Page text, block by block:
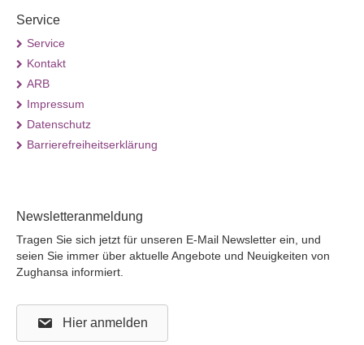
Service
Service
Kontakt
ARB
Impressum
Datenschutz
Barrierefreiheitserklärung
Newsletteranmeldung
Tragen Sie sich jetzt für unseren E-Mail Newsletter ein, und
seien Sie immer über aktuelle Angebote und Neuigkeiten von
Zughansa informiert.
Hier anmelden